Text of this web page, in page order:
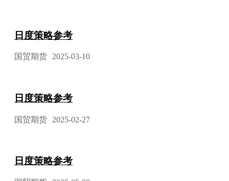
日度策略参考
国贸期货 2025-03-10
日度策略参考
国贸期货 2025-02-27
日度策略参考